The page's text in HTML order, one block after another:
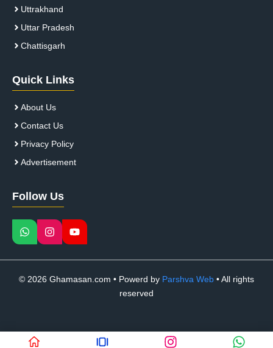
Uttrakhand
Uttar Pradesh
Chattisgarh
Quick Links
About Us
Contact Us
Privacy Policy
Advertisement
Follow Us
© 2026 Ghamasan.com • Powerd by Parshva Web • All rights
reserved